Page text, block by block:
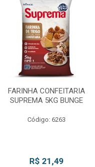
FARINHA CONFEITARIA
SUPREMA 5KG BUNGE
Código: 6263
R$ 21,49